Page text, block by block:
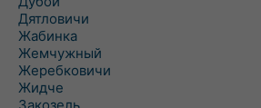
Дятловичи
Жабинка
Жемчужный
Жеребковичи
Жидче